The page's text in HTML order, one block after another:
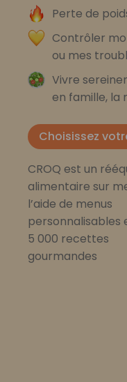
Perte de
Contrôler
ou mes
Vivre
en famille, la
Choisissez
CROQ est un
alimentaire sur
l’aide de menus
personnalisables
5 000 recettes
gourmandes